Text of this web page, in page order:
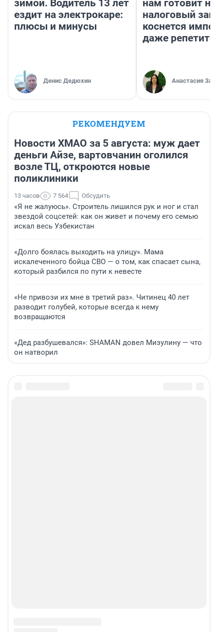
зимой. Водитель 13 лет
ездит на электрокаре:
плюсы и минусы
Денис Дедюхин
нам готовит
налоговый
коснется
даже
Анастасия
РЕКОМЕНДУЕМ
Новости ХМАО за 5 августа: муж дает
деньги Айзе, вартовчанин оголился
возле ТЦ, откроются новые
поликлиники
13 часов 7 564 Обсудить
«Я не жалуюсь». Строитель лишился рук и ног и стал
звездой соцсетей: как он живет и почему его семью
искал весь Узбекистан
«Долго боялась выходить на улицу». Мама
искалеченного бойца СВО — о том, как спасает сына,
который разбился по пути к невесте
«Не привози их мне в третий раз». Читинец 40 лет
разводит голубей, которые всегда к нему
возвращаются
«Дед разбушевался»: SHAMAN довел Мизулину — что
он натворил